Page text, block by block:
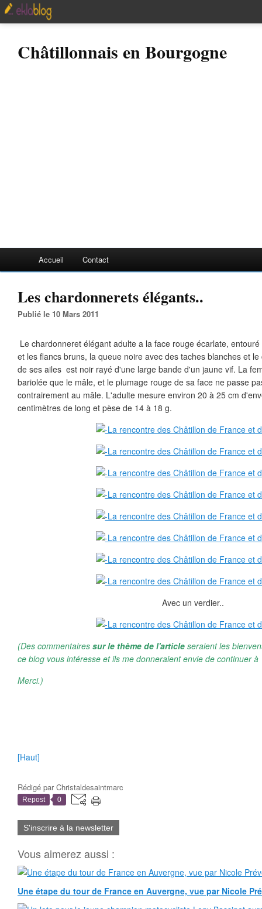
Châtillonnais en Bourgogne
Accueil Contact
Les chardonnerets élégants..
Publié le 10 Mars 2011
Le chardonneret élégant adulte a la face rouge écarlate,
et les flancs bruns, la queue noire avec des taches blanches et
de ses ailes est noir rayé d'une large bande d'un jaune vif. La
bariolée que le mâle, et le plumage rouge de sa face ne passe
contrairement au mâle. L'adulte mesure environ 20 à 25 cm
centimètres de long et pèse de 14 à 18 g.
Avec un verdier..
(Des commentaires sur le thème de l'article seraient les
ce blog vous intéresse et ils me donneraient envie de continuer
Merci.)
[Haut]
Rédigé parChristaldesaintmarc
Repost 0
S'inscrire à la newsletter
Vous aimerez aussi :
Une étape du tour de France en Auvergne, vue par Nicole